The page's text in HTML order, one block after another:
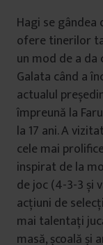
Hagi se
ofere tinerilor
un mod de a da
Galata când a
actualul
împreună la
la 17 ani. A
cele mai
inspirat de la
de joc (4-3-3 și
acțiuni de
mai talentați
masă, școală și